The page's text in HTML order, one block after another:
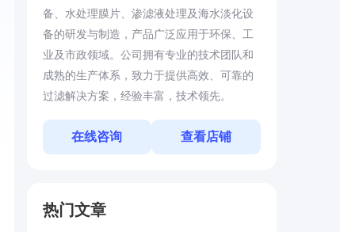
备、水处理膜片、渗滤液处理及海水淡化设
备的研发与制造，产品广泛应用于环保、工
业及市政领域。公司拥有专业的技术团队和
成熟的生产体系，致力于提供高效、可靠的
过滤解决方案，经验丰富，技术领先。
在线咨询 查看店铺
热门文章